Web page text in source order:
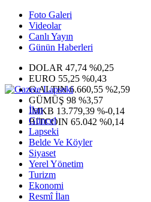
Foto Galeri
Videolar
Canlı Yayın
Günün Haberleri
DOLAR 47,74 %0,25
EURO 55,25 %0,43
G.ALTIN6.660,55 %2,59
GÜMÜŞ 98 %3,57
IMKB 13.779,39 %-0,14
BITCOIN 65.042 %0,14
İlan
Güncel
Lapseki
Belde Ve Köyler
Siyaset
Yerel Yönetim
Turizm
Ekonomi
Resmî İlan